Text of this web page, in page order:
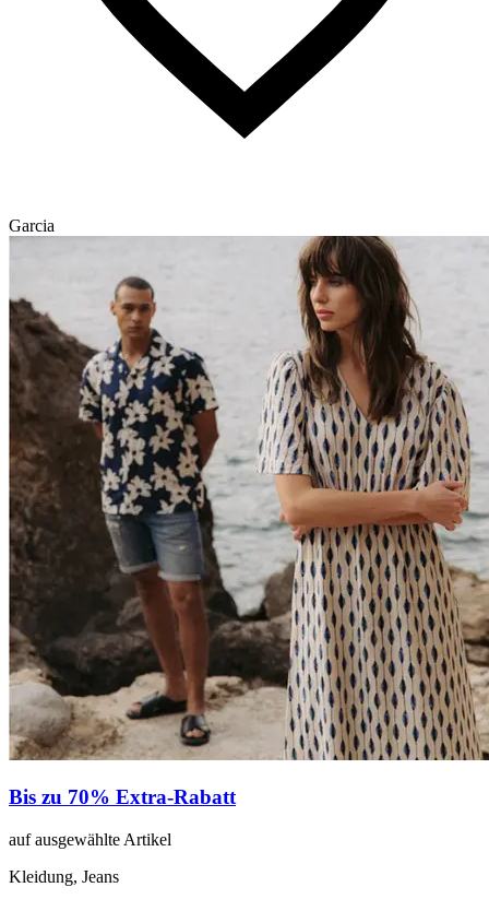
Garcia
Bis zu 70% Extra-Rabatt
auf ausgewählte Artikel
Kleidung, Jeans